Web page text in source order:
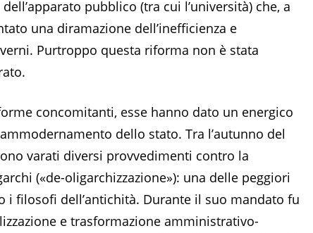
pubblico (tra cui l’università) che, a
una diramazione dell’inefficienza e
Purtroppo questa riforma non è stata
concomitanti, esse hanno dato un energico
dello stato. Tra l’autunno del
varati diversi provvedimenti contro la
(«de-oligarchizzazione»): una delle peggiori
i filosofi dell’antichità. Durante il suo mandato fu
e trasformazione amministrativo-